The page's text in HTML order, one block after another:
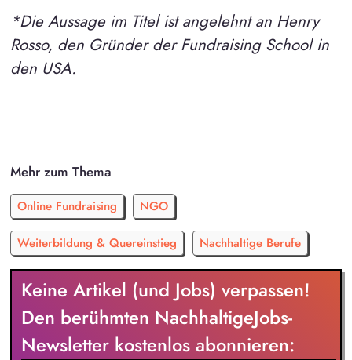
*Die Aussage im Titel ist angelehnt an Henry
Rosso, den Gründer der Fundraising School in
den USA.
Mehr zum Thema
Online Fundraising NGO
Weiterbildung & Quereinstieg Nachhaltige Berufe
Keine Artikel (und Jobs) verpassen!
Den berühmten NachhaltigeJobs-
Newsletter kostenlos abonnieren: